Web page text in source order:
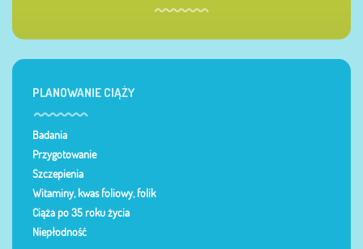
PLANOWANIE CIĄŻY
Badania
Przygotowanie
Szczepienia
Witaminy, kwas foliowy, folik
Ciąża po 35 roku życia
Niepłodność